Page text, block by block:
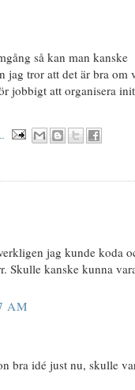
så kan man kanske
jag tror att det är bra om
jobbigt att organisera
jag kunde koda
Skulle kanske kunna
AM
bra idé just nu, skulle